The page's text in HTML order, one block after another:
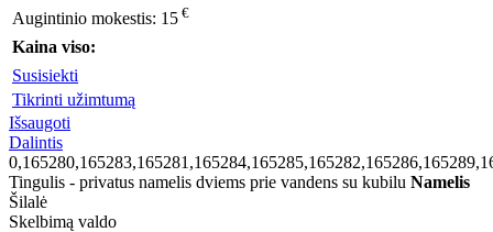
Augintinio mokestis: 15 €
Kaina viso:
Susisiekti
Tikrinti užimtumą
Išsaugoti
Dalintis
Tingulis - privatus namelis dviems prie vandens su kubilu Namelis
Šilalė
Skelbimą valdo